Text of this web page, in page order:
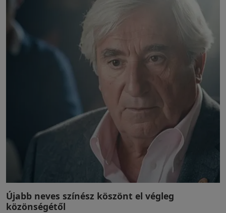
Újabb neves színész köszönt el végleg
közönségétől